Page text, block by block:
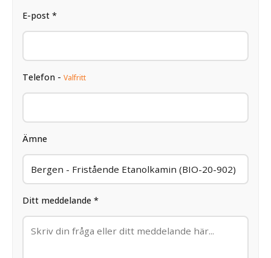
E-post *
Telefon - Valfritt
Ämne
Ditt meddelande *